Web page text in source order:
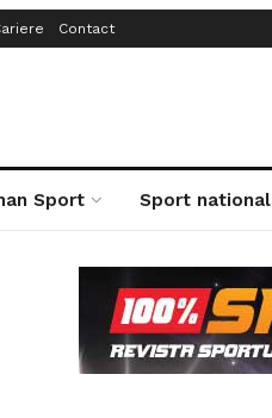
Contact
Sport Sport national